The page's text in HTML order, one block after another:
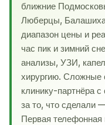
ближние
Люберцы,
диапазон цены и
час пик и зимний
анализы, УЗИ,
хирургию. Сложные
клинику-партнёра
за то, что сделали
Первая телефонная